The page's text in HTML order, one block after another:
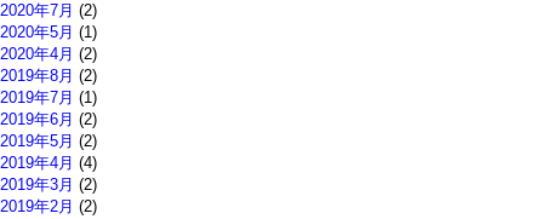
2020年7月 (2)
2020年5月 (1)
2020年4月 (2)
2019年8月 (2)
2019年7月 (1)
2019年6月 (2)
2019年5月 (2)
2019年4月 (4)
2019年3月 (2)
2019年2月 (2)